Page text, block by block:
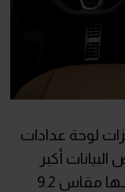
لوحة عدادات
أكبر
حجمًا من فئات تيجوان الأقل ومقاسها مقاس 9.2